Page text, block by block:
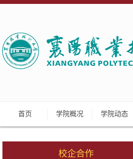
首页 学院概况 学院动态
校企合作